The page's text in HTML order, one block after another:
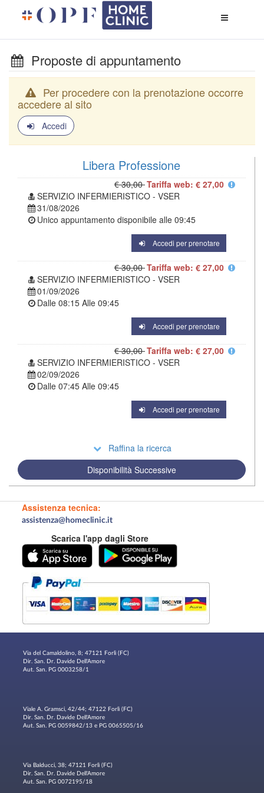
di
Proposte di appuntamento
Per procedere con la prenotazione occorre
accedere al sito
Accedi
Libera Professione
€ 30,00Tariffa web: € 27,00
SERVIZIO INFERMIERISTICO - VSER
31/08/2026
Unico appuntamento disponibile alle 09:45
Accedi per prenotare
€ 30,00Tariffa web: € 27,00
SERVIZIO INFERMIERISTICO - VSER
01/09/2026
Dalle 08:15 Alle 09:45
Accedi per prenotare
€ 30,00Tariffa web: € 27,00
SERVIZIO INFERMIERISTICO - VSER
02/09/2026
Dalle 07:45 Alle 09:45
Accedi per prenotare
Raffina la ricerca
Disponibilità Successive
Assistenza tecnica:
assistenza@homeclinic.it
Scarica l'app dagli Store
Via del Camaldolino, 8; 47121 Forlì (FC)
Dir. San. Dr. Davide Dell'Amore
Aut. San. PG 0003258/1
Viale A. Gramsci, 42/44; 47122 Forlì (FC)
Dir. San. Dr. Davide Dell'Amore
Aut. San. PG 0059842/13 e PG 0065505/16
Via Balducci, 38; 47121 Forlì (FC)
Dir. San. Dr. Davide Dell'Amore
Aut. San. PG 0072195/18